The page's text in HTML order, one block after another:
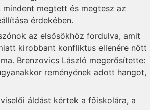
megtett és megtesz az
érdekében.
az elsősökhöz fordulva, amit
kirobbant konfliktus ellenére nőtt
Brenzovics László megerősítette:
reményének adott hangot,
áldást kértek a főiskolára, a